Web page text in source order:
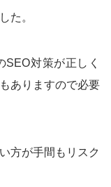
た。
SEO対策が正しく
ありますので必要
方が手間もリスク